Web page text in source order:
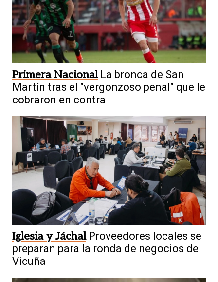
Primera Nacional La bronca de San
Martín tras el "vergonzoso penal" que le
cobraron en contra
Iglesia y Jáchal Proveedores locales se
preparan para la ronda de negocios de
Vicuña